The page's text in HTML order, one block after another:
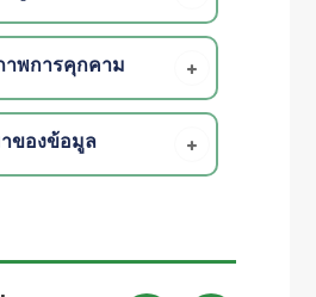
าพการคุกคาม
ของข้อมูล